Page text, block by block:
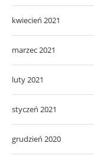
kwiecień 2021
marzec 2021
luty 2021
styczeń 2021
grudzień 2020